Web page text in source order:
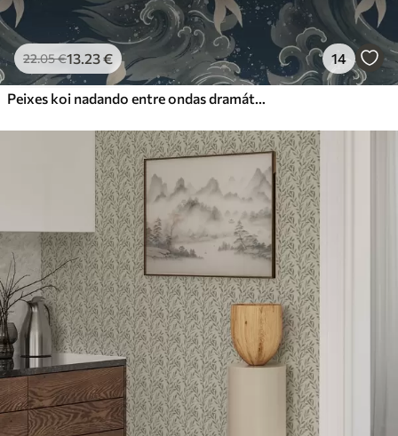
22.05€13.23€ 14
Peixes koi nadando entre ondas dramáticas do oceano